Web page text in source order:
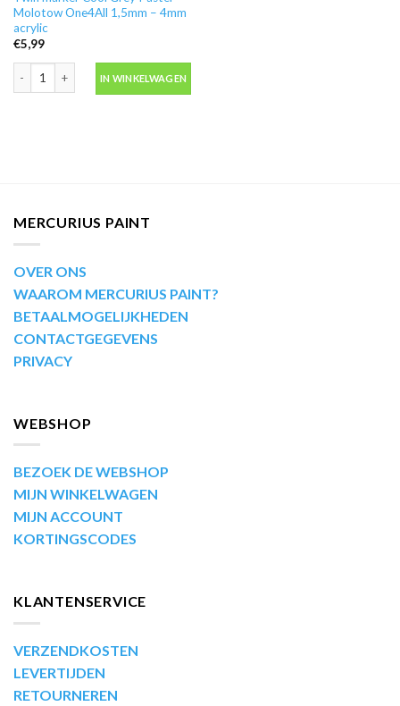
Molotow One4All 1,5mm – 4mm
acrylic
€5,99
IN WINKELWAGEN
MERCURIUS PAINT
OVER ONS
WAAROM MERCURIUS PAINT?
BETAALMOGELIJKHEDEN
CONTACTGEGEVENS
PRIVACY
WEBSHOP
BEZOEK DE WEBSHOP
MIJN WINKELWAGEN
MIJN ACCOUNT
KORTINGSCODES
KLANTENSERVICE
VERZENDKOSTEN
LEVERTIJDEN
RETOURNEREN